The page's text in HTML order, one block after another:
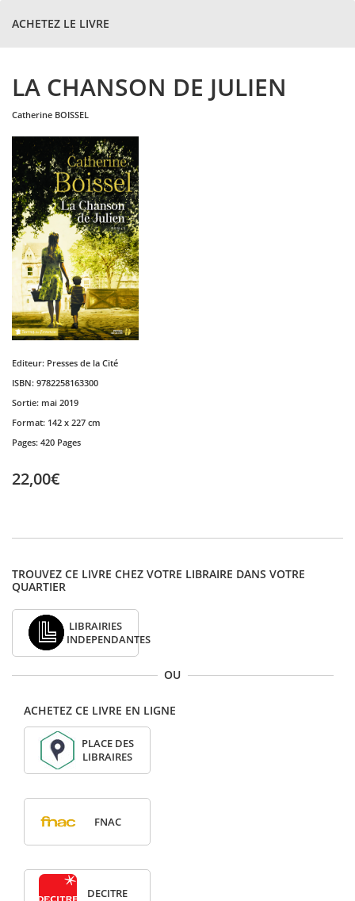
ACHETEZ LE LIVRE
LA CHANSON DE JULIEN
catherine BOISSEL
Editeur: Presses de la Cité
ISBN: 9782258163300
Sortie: mai 2019
Format: 142 x 227 cm
Pages: 420 Pages
22,00€
TROUVEZ CE LIVRE CHEZ VOTRE LIBRAIRE DANS VOTRE
QUARTIER
LIBRAIRIES
INDEPENDANTES
OU
ACHETEZ CE LIVRE EN LIGNE
PLACE DES
LIBRAIRES
FNAC
DECITRE